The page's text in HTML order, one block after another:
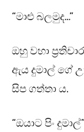
“මාළු බලමුද…”
ඔහු වහා
ඇය දුමාල් ගේ
සිප ගත්තා ය.
“ඔයාට පිං